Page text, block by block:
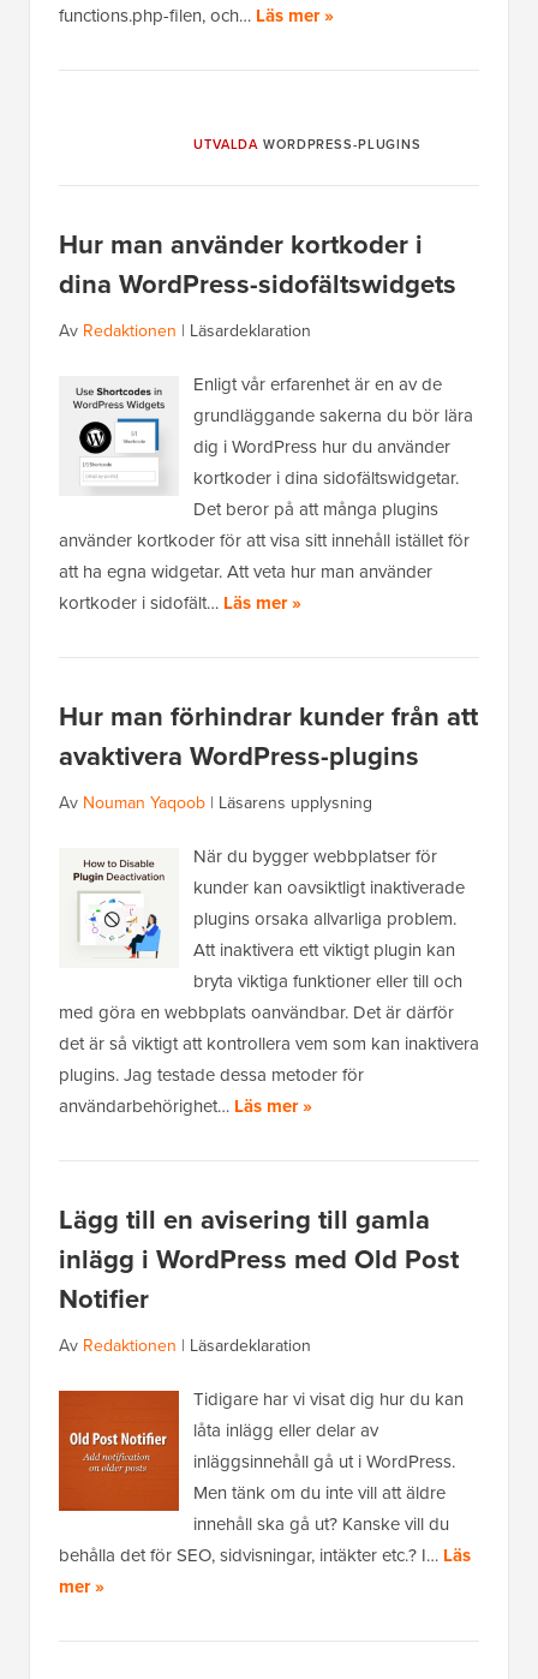
functions.php-filen, och… Läs mer »
UTVALDA WORDPRESS-PLUGINS
Hur man använder kortkoder i
dina WordPress-sidofältswidgets
Av Redaktionen | Läsardeklaration
Enligt vår erfarenhet är en av de
grundläggande sakerna du bör lära
dig i WordPress hur du använder
kortkoder i dina sidofältswidgetar.
Det beror på att många plugins
använder kortkoder för att visa sitt innehåll istället för
att ha egna widgetar. Att veta hur man använder
kortkoder i sidofält… Läs mer »
Hur man förhindrar kunder från att
avaktivera WordPress-plugins
Av Nouman Yaqoob | Läsarens upplysning
När du bygger webbplatser för
kunder kan oavsiktligt inaktiverade
plugins orsaka allvarliga problem.
Att inaktivera ett viktigt plugin kan
bryta viktiga funktioner eller till och
med göra en webbplats oanvändbar. Det är därför
det är så viktigt att kontrollera vem som kan inaktivera
plugins. Jag testade dessa metoder för
användarbehörighet… Läs mer »
Lägg till en avisering till gamla
inlägg i WordPress med Old Post
Notifier
Av Redaktionen | Läsardeklaration
Tidigare har vi visat dig hur du kan
låta inlägg eller delar av
inläggsinnehåll gå ut i WordPress.
Men tänk om du inte vill att äldre
innehåll ska gå ut? Kanske vill du
behålla det för SEO, sidvisningar, intäkter etc.? I… Läs
mer »